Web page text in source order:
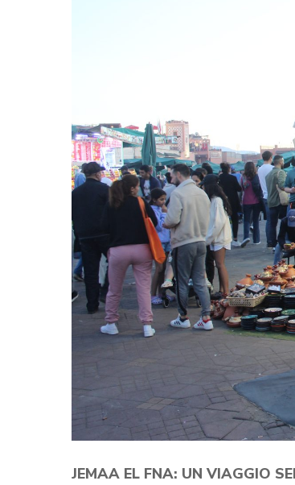
JEMAA EL FNA: UN VIAGGIO